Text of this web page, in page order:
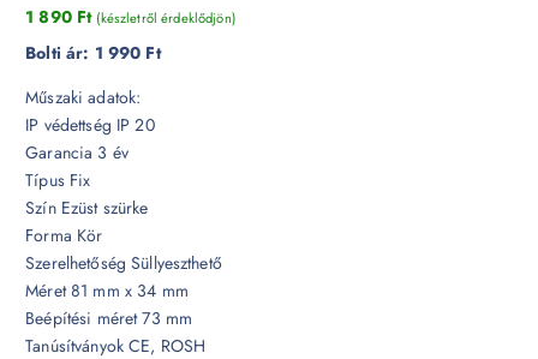
1 890 Ft (készletről érdeklődjön)
Bolti ár: 1 990 Ft
Műszaki adatok:
IP védettség IP 20
Garancia 3 év
Típus Fix
Szín Ezüst szürke
Forma Kör
Szerelhetőség Süllyeszthető
Méret 81 mm x 34 mm
Beépítési méret 73 mm
Tanúsítványok CE, ROSH